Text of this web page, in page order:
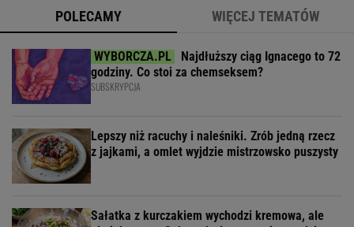
POLECAMY WIĘCEJ TEMATÓW
Najdłuższy ciąg Ignacego to 72
godziny. Co stoi za chemseksem?
SUBSKRYPCJA
Lepszy niż racuchy i naleśniki. Zrób jedną rzecz
z jajkami, a omlet wyjdzie mistrzowsko puszysty
Sałatka z kurczakiem wychodzi kremowa, ale